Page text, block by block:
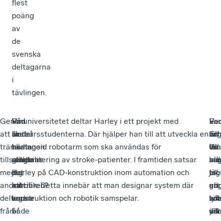
flest
poäng
av
de
svenska
deltagarna
i
tävlingen.
Genom
att
träna
tillsammans
med
andra
deltagare
från
–
Under
tävlingen
gällde
det
att
vara
både
Vad
är
nästa
steg
i
karriären?
–
Just
nu
studerar
jag
mitt
andra
år
På universitetet deltar Harley i ett projekt med
sistaårsstudenterna. Där hjälper han till att utveckla en
humanoid robotarm som ska användas för
rehabilitering av stroke-patienter. I framtiden satsar
Harley på CAD-konstruktion inom automation och
robotik. Detta innebär att man designar system där
konstruktion och robotik samspelar.
–
Jag
vill
en
där
till
att
–
En
jag
vill
vill
du
till
vill